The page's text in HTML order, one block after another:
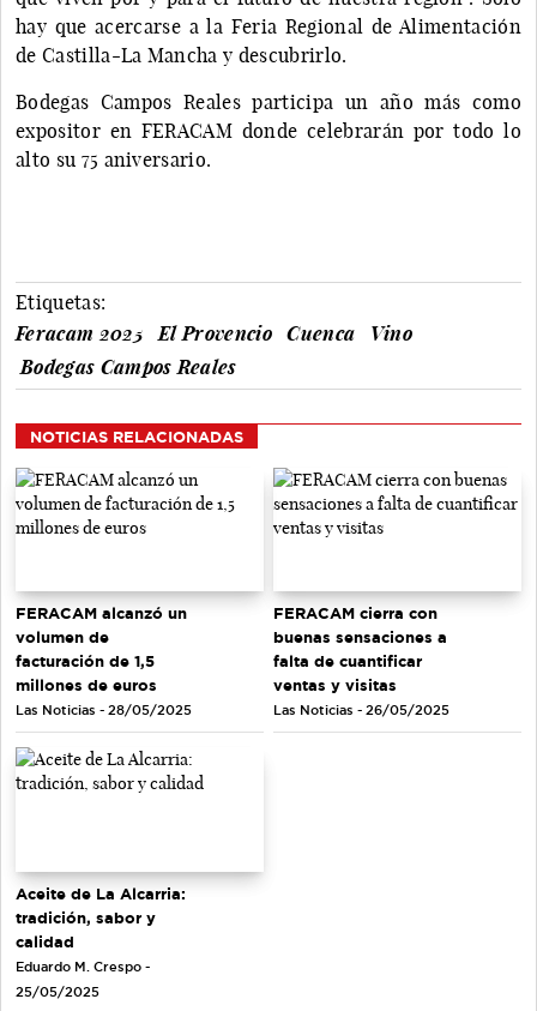
hay que acercarse a la Feria Regional de Alimentación
de Castilla-La Mancha y descubrirlo.
Bodegas Campos Reales participa un año más como
expositor en FERACAM donde celebrarán por todo lo
alto su 75 aniversario.
Etiquetas:
Feracam 2025
El Provencio Cuenca
Vino
Bodegas Campos Reales
NOTICIAS RELACIONADAS
FERACAM alcanzó un
volumen de
facturación de 1,5
millones de euros
Las Noticias - 28/05/2025
FERACAM cierra con
buenas sensaciones a
falta de cuantificar
ventas y visitas
Las Noticias - 26/05/2025
Aceite de La Alcarria:
tradición, sabor y
calidad
Eduardo M. Crespo -
25/05/2025